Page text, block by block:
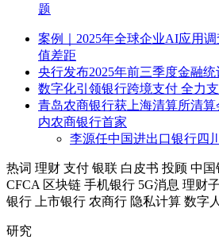
题
案例｜2025年全球企业AI应用
值差距
央行发布2025年前三季度金融
数字化引领银行跨境支付 全力
青岛农商银行获上海清算所清
内农商银行首家
李源任中国进出口银行四
热词 理财 支付 银联 白皮书 投顾 中国
CFCA 区块链 手机银行 5G消息 理财
银行
上市银行 农商行 隐私计算 数字
研究